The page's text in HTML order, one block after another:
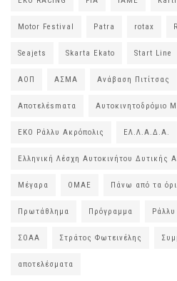
Motor Festival Patra rotax
Seajets Skarta Ekato Start Line
ΑΟΠ ΑΣΜΑ Ανάβαση Πιτίτσας
Αποτελέsmατα Αυτοκινητοδρόμιο
ΕΚΟ Ράλλυ Ακρόπολις ΕΛ.Λ.Α.Δ.Α.
Ελληνική Λέσχη Αυτοκινήτου Δυτικής
Μέγαρα ΟΜΑΕ Πάνω από τα
Πρωτάθλημα Πρόγραμμα Ράλλυ
ΣΟΑΑ Στράτος Φωτεινέλης
αποτελέσματα